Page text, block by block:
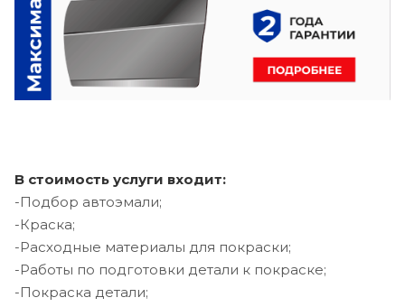
В стоимость услуги входит:
-Подбор автоэмали;
-Краска;
-Расходные материалы для покраски;
-Работы по подготовки детали к покраске;
-Покраска детали;